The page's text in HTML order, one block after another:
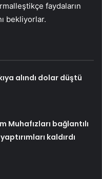
faydaların
bekliyorlar.
alındı dolar düştü
Muhafızları bağlantılı
kaldırdı